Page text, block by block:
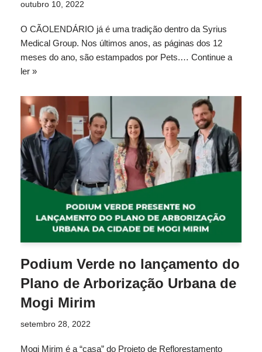
outubro 10, 2022
O CÃOLENDÁRIO já é uma tradição dentro da Syrius
Medical Group. Nos últimos anos, as páginas dos 12
meses do ano, são estampados por Pets.… Continue a
ler »
Podium Verde no lançamento do
Plano de Arborização Urbana de
Mogi Mirim
setembro 28, 2022
Mogi Mirim é a “casa” do Projeto de Reflorestamento